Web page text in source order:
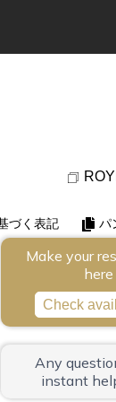
づく表記 パ